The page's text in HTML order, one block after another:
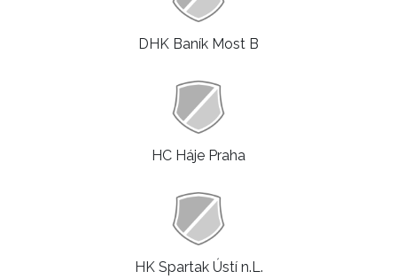
DHK Baník Most B
HC Háje Praha
HK Spartak Ústí n.L.